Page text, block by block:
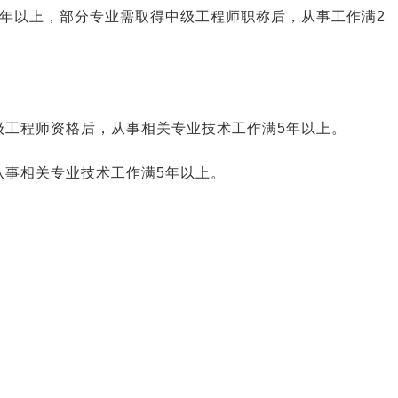
以上，部分专业需取得中级工程师职称后，从事工作满2
程师资格后，从事相关专业技术工作满5年以上。
相关专业技术工作满5年以上。